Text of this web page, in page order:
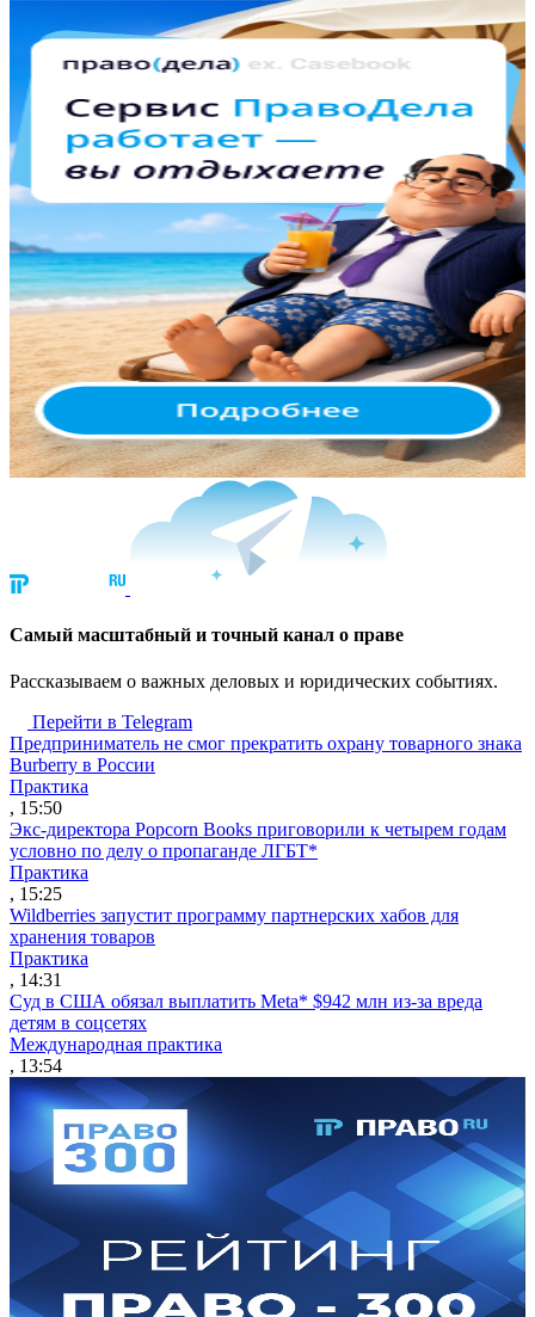
Cамый масштабный и точный канал о праве
Рассказываем о важных деловых и юридических событиях.
Перейти в Telegram
Предприниматель не смог прекратить охрану товарного знака
Burberry в России
Практика
, 15:50
Экс-директора Popcorn Books приговорили к четырем годам
условно по делу о пропаганде ЛГБТ*
Практика
, 15:25
Wildberries запустит программу партнерских хабов для
хранения товаров
Практика
, 14:31
Суд в США обязал выплатить Meta* $942 млн из-за вреда
детям в соцсетях
Международная практика
, 13:54